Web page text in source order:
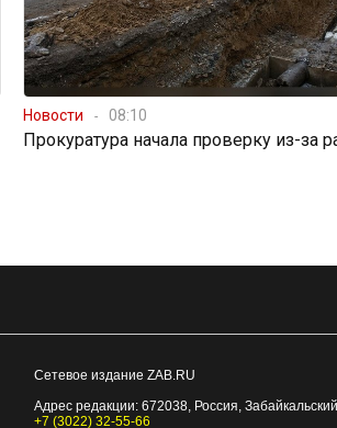
Новости 08:10
Прокуратура начала проверку из-за
Сетевое издание ZAB.RU
Адрес редакции: 672038, Россия,
+7 (3022) 32-55-66